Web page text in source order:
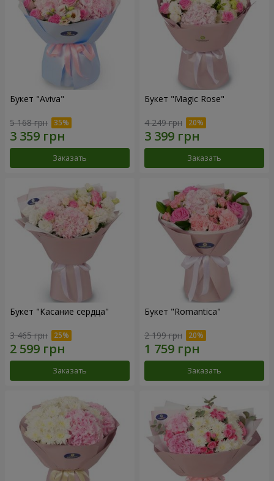
Букет "Aviva"
5 168 грн
Заказать
Букет "Magic Rose"
4 249 грн
Заказать
Букет "Касание сердца"
3 465 грн
Заказать
Букет "Romantica"
2 199 грн
Заказать